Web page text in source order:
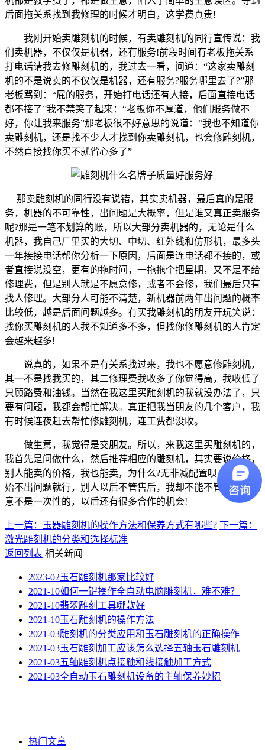
后面拖关系找到我修理的时候才明白，这学费真贵!
我刚开始卖雕刻机的时候，有卖雕刻机的同行宣传说：我
们卖机器，不仅仅是机器，还有服务!前段时间有老板拖关系
打电话请我去修雕刻机的，我过去一看，问道：“这家卖雕刻
机的不是说卖的不仅仅是机器，还有服务?服务哪里去了?”那
老板骂到：“屁的服务，开始打电话还有人接，后面直接电话
都不接了”我不禁笑了起来：“老板你不厚道，他们服务做不
好，你让我来服务”那老板很不好意思的说道：“我也不知道你
卖雕刻机，还是找不少人才找到你卖雕刻机，也会修雕刻机，
不然直接找你买不就省心多了”
那卖雕刻机的同行没有说错，其实卖机器，最后真的是服
务，机器的不可靠性，出问题是大概率，但是谁又真正卖服务
呢?那是一笔不划算的账，所以大部分卖机器的，无论是什么
机器，我自己厂里买的大切、中切、红外线和仿形机，最多头
一年接接电话帮你分析一下原因，后面是连电话都不接的，或
者直接说没空，更有的拖时间，一拖拖个把星期，又不是不给
修理费，但是别人就是不愿意修，或者不会修，我们最后只有
找人修理。大部分人可能不清楚，新机器前两年出问题的概率
比较低，越是后面问题越多。有买我雕刻机的朋友开玩笑说：
找你买雕刻机的人我不知道多不多，但找你修雕刻机的人肯定
会越来越多!
说真的，如果不是有关系找过来，我也不愿意修雕刻机，
其一不是找我买的，其二修理费我收多了你觉得高，我收低了
只顾路费和油钱。当然在我这里买雕刻机的我就没办法了，只
要有问题，我都会帮忙解决。真正把我当朋友的几个客户，我
有时候连夜赶去帮忙修雕刻机，连工费都没收。
做生意，我觉得是交朋友。所以，来我这里买雕刻机的，
我首先是问做什么，然后推荐相应的雕刻机，其实要说价格，
别人能卖的价格，我也能卖，为什么?无非减配置呗，反正开
始不出问题就行，别人以后不管售后，我却不能不管，毕竟生
意不是一次性的，以后还有很多合作的机会!
上一篇：玉器雕刻机的操作方法和保养方式有哪些? 下一篇：
激光雕刻机的分类和选择标准
返回列表 相关新闻
2023-02玉石雕刻机那家比较好
2021-10如何一键操作全自动电脑雕刻机，难不难？
2021-10翡翠雕刻工具哪款好
2021-10玉石雕刻机的操作方法
2021-03雕刻机的分类应用和玉石雕刻机的正确操作
2021-03玉石雕刻加工应该怎么选择五轴玉石雕刻机
2021-03五轴雕刻机点接触和线接触加工方式
2021-03全自动玉石雕刻机设备的主轴保养妙招
热门文章